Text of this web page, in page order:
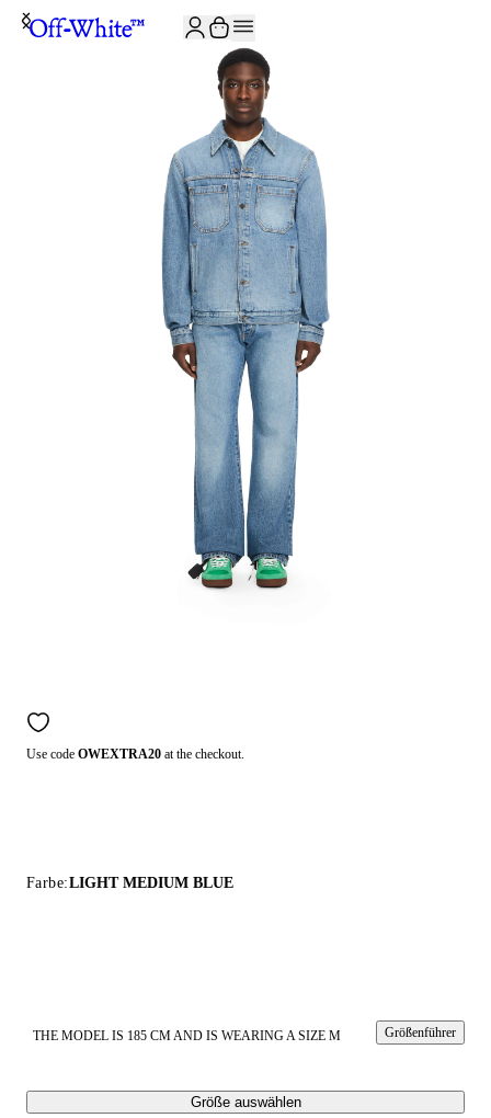
Use code OWEXTRA20 at the checkout.
Farbe:LIGHT MEDIUM BLUE
THE MODEL IS 185 CM AND IS WEARING A SIZE M Größenführer
Größe auswählen